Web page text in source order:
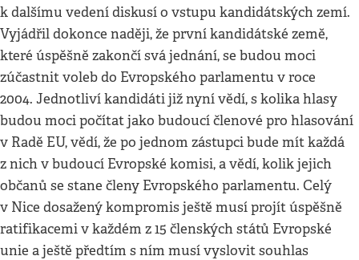
k dalšímu vedení diskusí o vstupu kandidátských zemí.
Vyjádřil dokonce naději, že první kandidátské země,
které úspěšně zakončí svá jednání, se budou moci
zúčastnit voleb do Evropského parlamentu v roce
2004. Jednotliví kandidáti již nyní vědí, s kolika hlasy
budou moci počítat jako budoucí členové pro hlasování
v Radě EU, vědí, že po jednom zástupci bude mít každá
z nich v budoucí Evropské komisi, a vědí, kolik jejich
občanů se stane členy Evropského parlamentu. Celý
v Nice dosažený kompromis ještě musí projít úspěšně
ratifikacemi v každém z 15 členských států Evropské
unie a ještě předtím s ním musí vyslovit souhlas